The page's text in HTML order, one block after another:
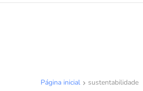
Página inicial sustentabilidade